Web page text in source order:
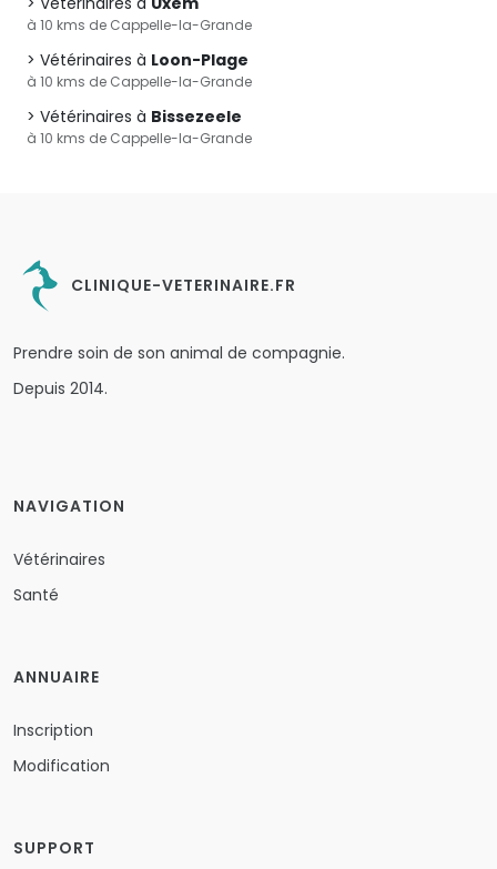
à 10 kms de Cappelle-la-Grande
Vétérinaires à Loon-Plage
à 10 kms de Cappelle-la-Grande
Vétérinaires à Bissezeele
à 10 kms de Cappelle-la-Grande
CLINIQUE-VETERINAIRE.FR
Prendre soin de son animal de compagnie.
Depuis 2014.
NAVIGATION
Vétérinaires
Santé
ANNUAIRE
Inscription
Modification
SUPPORT